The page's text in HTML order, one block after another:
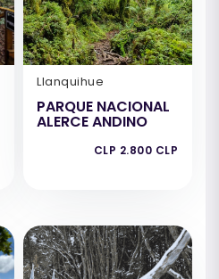
Llanquihue
PARQUE NACIONAL
ALERCE ANDINO
CLP 2.800 CLP